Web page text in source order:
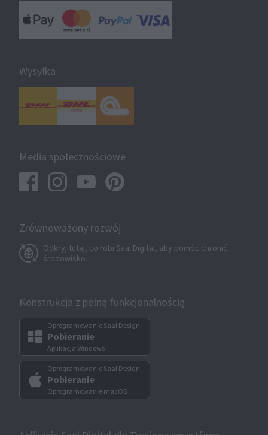
Wysyłka
Media społecznościowe
Zrównoważony rozwój
Odkryj tutaj, co robi Saal Digital, aby pomóc chronić
środowisko.
Konstrukcja z pełną funkcjonalnością
Oprogramowanie Saal Design
Pobieranie
Aplikacja Windows
Oprogramowanie Saal Design
Pobieranie
Oprogramowanie macOS